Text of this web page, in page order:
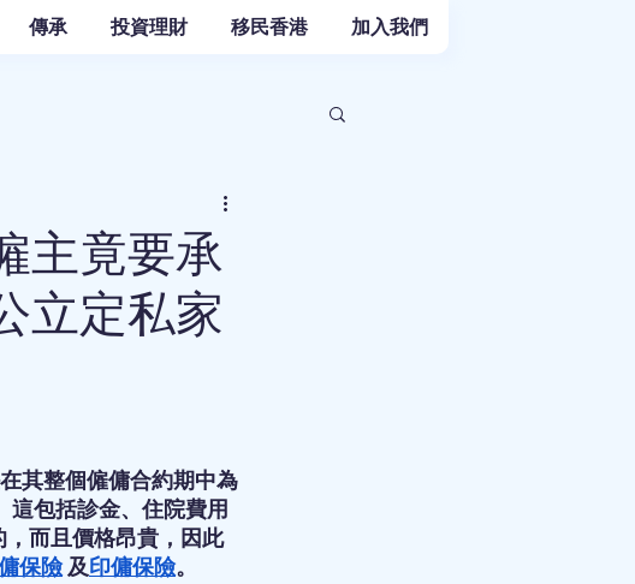
傳承 投資理財 移民香港 加入我們
主竟要承
立定私家
其整個僱傭合約期中為
這包括診金、住院費用
而且價格昂貴，因此
保險 及印傭保險。